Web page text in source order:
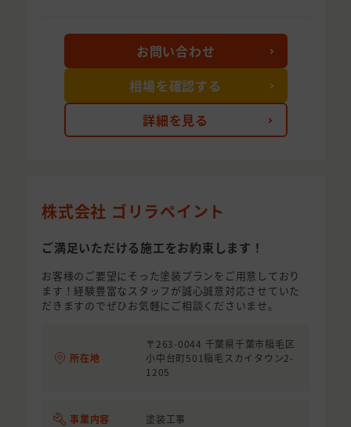
詳細を見る
お問い合わせ
相場を確認する
株式会社 ゴリラペイント
ご満足いただける施工をお約束します！
お客様のご要望にそった塗装プランをご用意しており
ます！経験豊富なスタッフが誠心誠意対応させていた
だきますのでぜひお気軽にご相談くださいませ。
所在地
〒263-0044 千葉県千葉市稲毛区
小中台町501稲毛スカイタウン2-
1205
事業内容 塗装工事